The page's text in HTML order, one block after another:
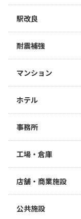
駅改良
耐震補強
マンション
ホテル
事務所
工場・倉庫
店舗・商業施設
公共施設